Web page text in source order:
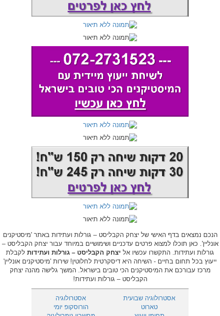
הנכם נמצאים בדף האישי של יצחק הקבליסט – גורלות ועתידות באתר 'מיסטיקנים
אונליין'. כאן תוכלו למצוא פרטים עדכניים ושימושיים במיוחד עבור יצחק הקבליסט –
גורלות ועתידות. התקשרו עכשיו אל יצחק הקבליסט – גורלות ועתידות לקבלת
ייעוץ בכל תחום בחיים - השיחה היא דיסקרטית לחלוטין! שירות 'מיסטיקנים אונליין'
מרכז עבורכם את המיסטיקנים הכי טובים בישראל. המשך גלישה מהנה יצחק
הקבליסט – גורלות ועתידות!
אסטרולוגיה
אסטרולוגיה שבועית
הורוסקופ יומי
טארוט